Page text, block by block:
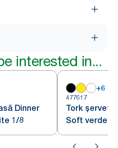
interested in...
Dinner
1/8
+6
477617
Tork
Soft verde